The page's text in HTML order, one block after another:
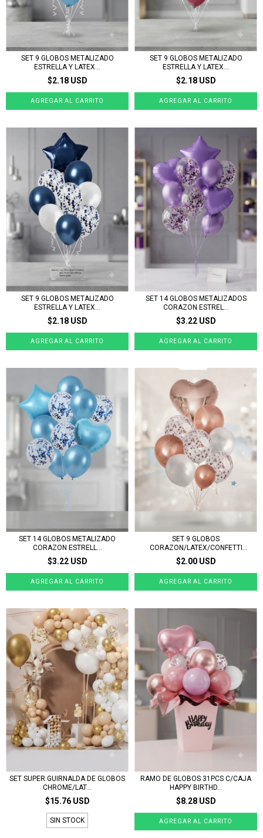
SET 9 GLOBOS METALIZADO
ESTRELLA Y LATEX...
$2.18 USD
SET 9 GLOBOS METALIZADO
ESTRELLA Y LATEX...
$2.18 USD
SET 9 GLOBOS METALIZADO
ESTRELLA Y LATEX...
$2.18 USD
SET 14 GLOBOS METALIZADOS
CORAZON ESTREL...
$3.22 USD
SET 14 GLOBOS METALIZADO
CORAZON ESTRELL...
$3.22 USD
SET 9 GLOBOS
CORAZON/LATEX/CONFETTI
ROSE...
$2.00 USD
SET SUPER GUIRNALDA DE GLOBOS
CHROME/LAT...
$15.76 USD
SIN STOCK
RAMO DE GLOBOS 31PCS C/CAJA
HAPPY BIRTHD...
$8.28 USD